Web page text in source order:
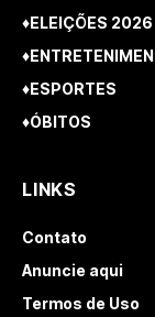
♦ELEIÇÕES 2026
♦ESPORTES
♦ÓBITOS
LINKS
Contato
Anuncie aqui
Termos de Uso